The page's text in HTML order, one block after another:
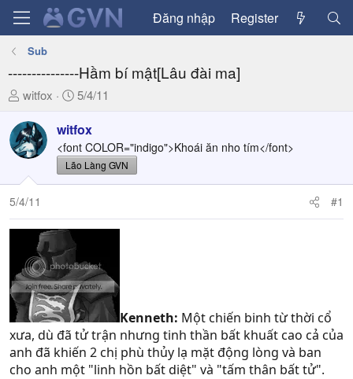
Đăng nhập Register
Sub
---------------Hầm bí mật[Lâu đài ma]
T
r
e
a
d
t
a
e
r
witfox
N
à
y
g
ử
5/4/11
witfox
<font COLOR="indigo">Khoái ăn nho tím</font>
Lão Làng GVN
5/4/11 #1
Kenneth: Một chiến binh từ thời cổ
xưa, dù đã tử trận nhưng tinh thần bất khuất cao cả của
anh đã khiến 2 chị phù thủy lạ mặt động lòng và ban
cho anh một "linh hồn bất diệt" và "tấm thân bất tử".